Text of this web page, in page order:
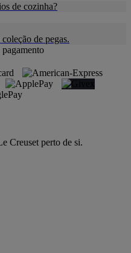
de cozinha?
de pegas.
Creuset perto de si.